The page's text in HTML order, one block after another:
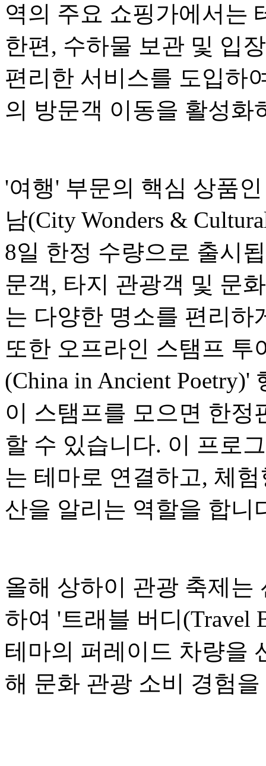
역의 주요 쇼핑가에서는
한편, 수하물 보관 및 입
편리한 서비스를 도입하
의 방문객 이동을 활성화
'여행' 부문의 핵심 상품
남(City Wonders &
8일 한정 수량으로 출시
문객, 타지 관광객 및 문
는 다양한 명소를 편리하
또한 오프라인 스탬프
(China in Ancient
이 스탬프를 모으면 한정
할 수 있습니다. 이 프로
는 테마로 연결하고, 체
산을 알리는 역할을 합니
올해 상하이 관광 축제는
하여 '트래블 버디(Travel
테마의 퍼레이드 차량을
해 문화 관광 소비 경험